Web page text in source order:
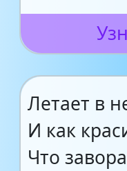
Летает в
И как
Что